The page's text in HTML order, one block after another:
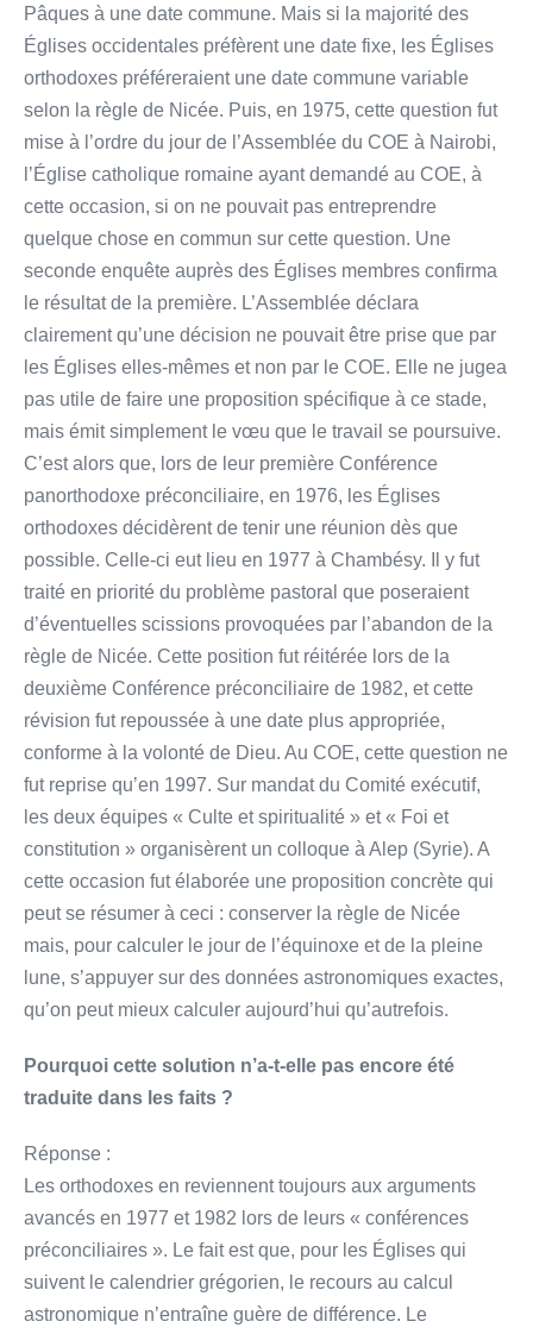
Pâques à une date commune. Mais si la majorité des
Églises occidentales préfèrent une date fixe, les Églises
orthodoxes préféreraient une date commune variable
selon la règle de Nicée. Puis, en 1975, cette question fut
mise à l’ordre du jour de l’Assemblée du COE à Nairobi,
l’Église catholique romaine ayant demandé au COE, à
cette occasion, si on ne pouvait pas entreprendre
quelque chose en commun sur cette question. Une
seconde enquête auprès des Églises membres confirma
le résultat de la première. L’Assemblée déclara
clairement qu’une décision ne pouvait être prise que par
les Églises elles-mêmes et non par le COE. Elle ne jugea
pas utile de faire une proposition spécifique à ce stade,
mais émit simplement le vœu que le travail se poursuive.
C’est alors que, lors de leur première Conférence
panorthodoxe préconciliaire, en 1976, les Églises
orthodoxes décidèrent de tenir une réunion dès que
possible. Celle-ci eut lieu en 1977 à Chambésy. Il y fut
traité en priorité du problème pastoral que poseraient
d’éventuelles scissions provoquées par l’abandon de la
règle de Nicée. Cette position fut réitérée lors de la
deuxième Conférence préconciliaire de 1982, et cette
révision fut repoussée à une date plus appropriée,
conforme à la volonté de Dieu. Au COE, cette question ne
fut reprise qu’en 1997. Sur mandat du Comité exécutif,
les deux équipes « Culte et spiritualité » et « Foi et
constitution » organisèrent un colloque à Alep (Syrie). A
cette occasion fut élaborée une proposition concrète qui
peut se résumer à ceci : conserver la règle de Nicée
mais, pour calculer le jour de l’équinoxe et de la pleine
lune, s’appuyer sur des données astronomiques exactes,
qu’on peut mieux calculer aujourd’hui qu’autrefois.
Pourquoi cette solution n’a-t-elle pas encore été
traduite dans les faits ?
Réponse :
Les orthodoxes en reviennent toujours aux arguments
avancés en 1977 et 1982 lors de leurs « conférences
préconciliaires ». Le fait est que, pour les Églises qui
suivent le calendrier grégorien, le recours au calcul
astronomique n’entraîne guère de différence. Le